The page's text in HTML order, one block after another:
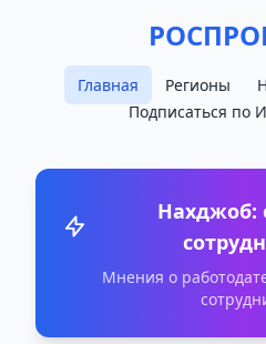
Главная Регионы
Подписаться по
Нахджоб:
Мнения о